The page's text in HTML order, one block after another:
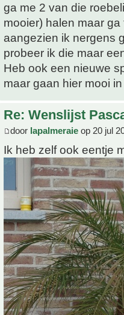
ga me 2 van die
mooier) halen maar
aangezien ik nergens
probeer ik die maar
Heb ook een nieuwe
maar gaan hier mooi
Re: Wenslijst
door lapalmeraie op 20 jul
Ik heb zelf ook eentje